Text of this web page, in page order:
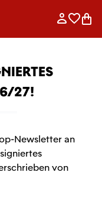
27!
Newsletter an
von